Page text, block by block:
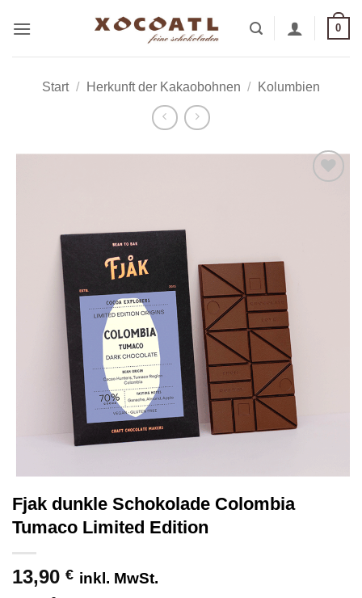
Inhalt
0
Start / Herkunft der Kakaobohnen / Kolumbien
Fjak dunkle Schokolade Colombia
Tumaco Limited Edition
13,90 € inkl. MwSt.